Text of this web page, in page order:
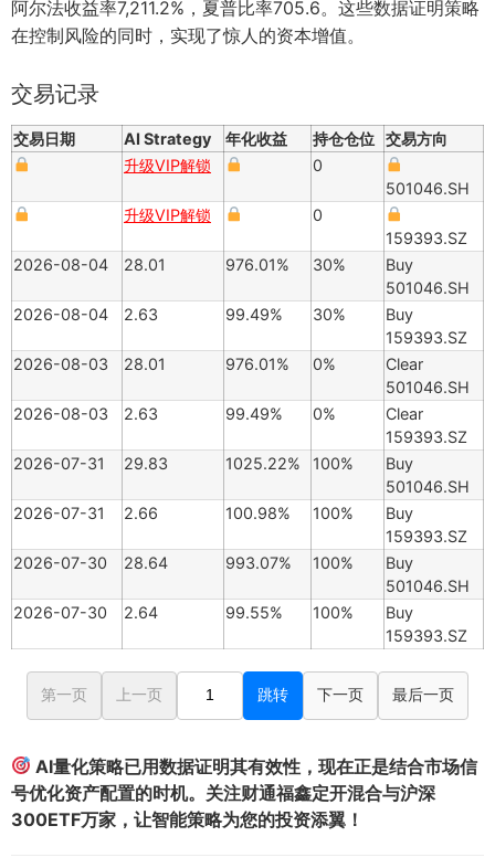
阿尔法收益率7,211.2%，夏普比率705.6。这些数据证明策略
在控制风险的同时，实现了惊人的资本增值。
交易记录
交易日期 AI Strategy 年化收益 持仓仓位 交易方向
升级VIP解锁
0
501046.SH
升级VIP解锁
0
159393.SZ
2026-08-04
28.01 976.01% 30%
Buy
501046.SH
2026-08-04
2.63 99.49% 30%
Buy
159393.SZ
2026-08-03
28.01 976.01% 0%
Clear
501046.SH
2026-08-03
2.63 99.49% 0%
Clear
159393.SZ
2026-07-31
29.83 1025.22% 100%
Buy
501046.SH
2026-07-31
2.66 100.98% 100%
Buy
159393.SZ
2026-07-30
28.64 993.07% 100%
Buy
501046.SH
2026-07-30
2.64 99.55% 100%
Buy
159393.SZ
第一页 上一页 跳转 下一页 最后一页
AI量化策略已用数据证明其有效性，现在正是结合市场信
号优化资产配置的时机。关注财通福鑫定开混合与沪深
300ETF万家，让智能策略为您的投资添翼！